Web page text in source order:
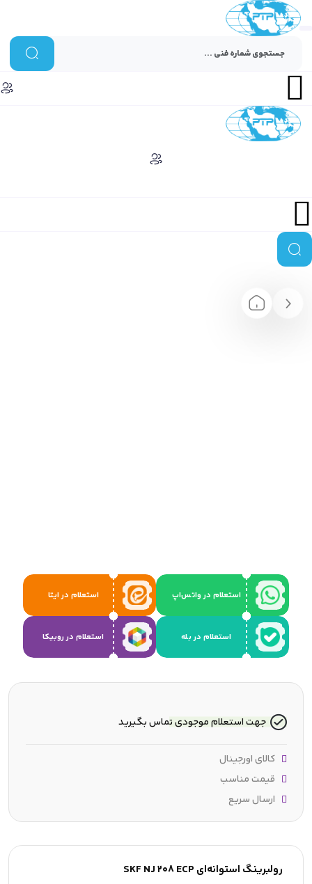
استعلام در واتس‌اپ استعلام در ایتا
استعلام در بله استعلام در روبیکا
رولبرینگ استوانه‌ای SKF NJ 208 ECP
جهت استعلام موجودی تماس بگیرید
کالای اورجینال
قیمت مناسب
ارسال سریع